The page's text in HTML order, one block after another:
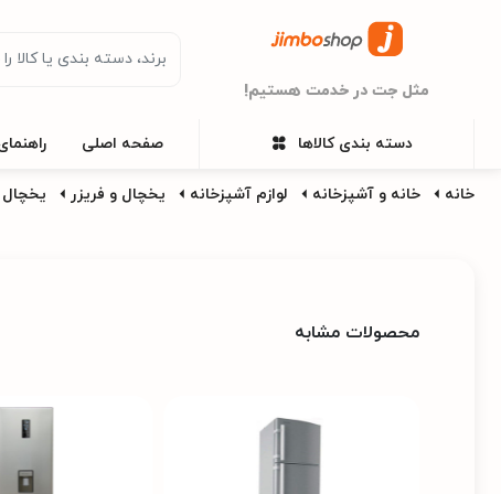
مثل جت در خدمت هستیم!
دسته بندی کالاها صفحه اصلی
خانه خانه و آشپزخانه لوازم آشپزخانه یخچال و فریزر یخچال
محصولات مشابه